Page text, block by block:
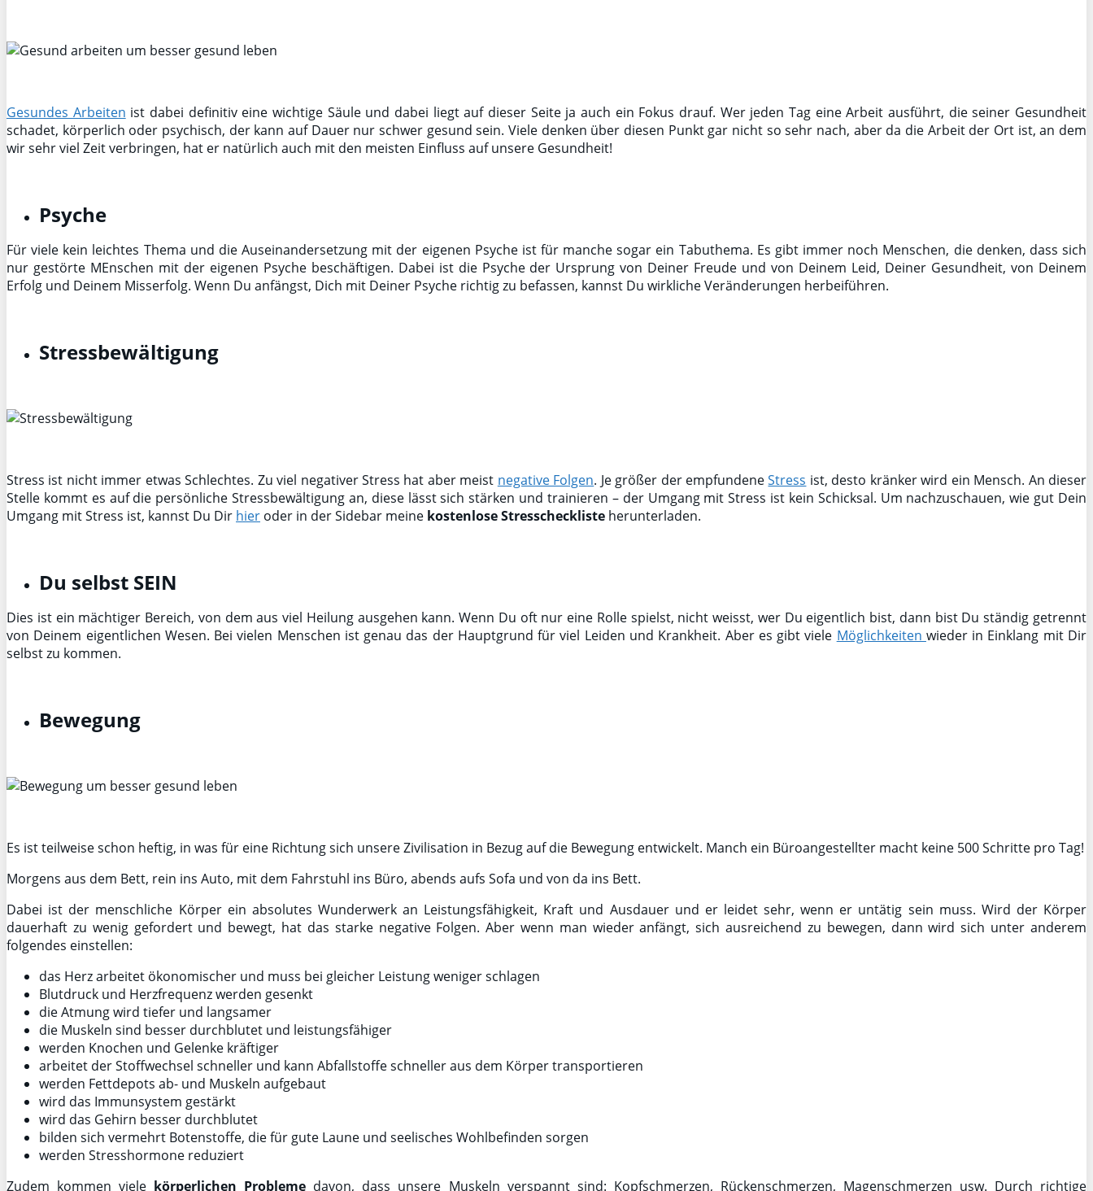
Gesundes Arbeiten ist dabei definitiv eine wichtige Säule und dabei liegt auf dieser Seite ja auch ein Fokus drauf. Wer jeden Tag eine Arbeit ausführt, die seiner Gesundheit
schadet, körperlich oder psychisch, der kann auf Dauer nur schwer gesund sein. Viele denken über diesen Punkt gar nicht so sehr nach, aber da die Arbeit der Ort ist, an dem
wir sehr viel Zeit verbringen, hat er natürlich auch mit den meisten Einfluss auf unsere Gesundheit!
Psyche
Für viele kein leichtes Thema und die Auseinandersetzung mit der eigenen Psyche ist für manche sogar ein Tabuthema. Es gibt immer noch Menschen, die denken, dass sich
nur gestörte MEnschen mit der eigenen Psyche beschäftigen. Dabei ist die Psyche der Ursprung von Deiner Freude und von Deinem Leid, Deiner Gesundheit, von Deinem
Erfolg und Deinem Misserfolg. Wenn Du anfängst, Dich mit Deiner Psyche richtig zu befassen, kannst Du wirkliche Veränderungen herbeiführen.
Stressbewältigung
Stress ist nicht immer etwas Schlechtes. Zu viel negativer Stress hat aber meist negative Folgen. Je größer der empfundeneStress ist, desto kränker wird ein Mensch. An dieser
Stelle kommt es auf die persönliche Stressbewältigung an, diese lässt sich stärken und trainieren – der Umgang mit Stress ist kein Schicksal. Um nachzuschauen, wie gut Dein
Umgang mit Stress ist, kannst Du Dir hier oder in der Sidebar meine kostenlose Stresscheckliste herunterladen.
Du selbst SEIN
Dies ist ein mächtiger Bereich, von dem aus viel Heilung ausgehen kann. Wenn Du oft nur eine Rolle spielst, nicht weisst, wer Du eigentlich bist, dann bist Du ständig getrennt
von Deinem eigentlichen Wesen. Bei vielen Menschen ist genau das der Hauptgrund für viel Leiden und Krankheit. Aber es gibt viele Möglichkeiten wieder in Einklang mit Dir
selbst zu kommen.
Bewegung
Es ist teilweise schon heftig, in was für eine Richtung sich unsere Zivilisation in Bezug auf die Bewegung entwickelt. Manch ein Büroangestellter macht keine 500 Schritte pro Tag!
Morgens aus dem Bett, rein ins Auto, mit dem Fahrstuhl ins Büro, abends aufs Sofa und von da ins Bett.
Dabei ist der menschliche Körper ein absolutes Wunderwerk an Leistungsfähigkeit, Kraft und Ausdauer und er leidet sehr, wenn er untätig sein muss. Wird der Körper
dauerhaft zu wenig gefordert und bewegt, hat das starke negative Folgen. Aber wenn man wieder anfängt, sich ausreichend zu bewegen, dann wird sich unter anderem
folgendes einstellen:
das Herz arbeitet ökonomischer und muss bei gleicher Leistung weniger schlagen
Blutdruck und Herzfrequenz werden gesenkt
die Atmung wird tiefer und langsamer
die Muskeln sind besser durchblutet und leistungsfähiger
werden Knochen und Gelenke kräftiger
arbeitet der Stoffwechsel schneller und kann Abfallstoffe schneller aus dem Körper transportieren
werden Fettdepots ab- und Muskeln aufgebaut
wird das Immunsystem gestärkt
wird das Gehirn besser durchblutet
bilden sich vermehrt Botenstoffe, die für gute Laune und seelisches Wohlbefinden sorgen
werden Stresshormone reduziert
Zudem kommen viele körperlichen Probleme davon, dass unsere Muskeln verspannt sind: Kopfschmerzen, Rückenschmerzen, Magenschmerzen usw. Durch richtige